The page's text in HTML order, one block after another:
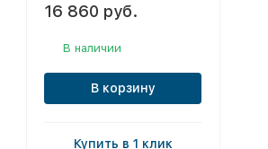
16 860 руб.
В наличии
В корзину
Купить в 1 клик